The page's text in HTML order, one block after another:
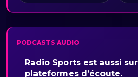
PODCASTS AUDIO
Radio Sports est aussi
plateformes d’écoute.